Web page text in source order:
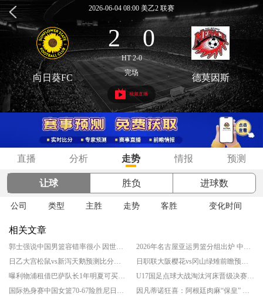
2026-06-04 08:00 美乙2 联赛
2 : 0
HT 2-0
向日葵FC 完场 德莫因斯
视频直播
直播 分析 走势 情报 预测
让球 胜负 进球数
公司 类型 主胜 走势 客胜 变化时间
相关文章
郭士强说中国男篮容错率很小 因世预赛成绩暂时靠后
2026年名古屋亚运男篮分组出炉 中国与菲律宾等同组
日乙大宫松鼠vs新泻天鹅预测比分结果 揭幕战谁先拔头筹
日职联大阪樱花vs冈山绿雉前瞻预测实力分析 升班马客场爆冷良机
曝利物浦租借巴萨队长1年明夏可买断 巴萨队长阿劳霍告别诺坎普
U17国足点球大战淘汰河床晋级决赛 将对阵阿森纳
国际热身赛中国女篮70-67险胜尼日利亚女篮 张子宇24分穆萨15分10板
因凡蒂诺狂喜：阿根廷肉麻“保皇” 欧足联态度仍强硬